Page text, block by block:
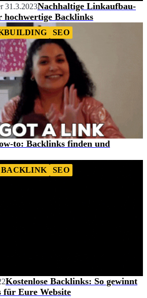
31.3.2023Nachhaltige Linkaufbau-
hochwertige Backlinks
SEO
to: Backlinks finden und
BACKLINK SEO
Kostenlose Backlinks: So gewinnt
Eure Website